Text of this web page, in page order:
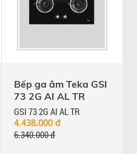
Bếp ga âm Teka GSI
73 2G AI AL TR
GSI 73 2G AI AL TR
4.438.000 đ
6.340.000 đ